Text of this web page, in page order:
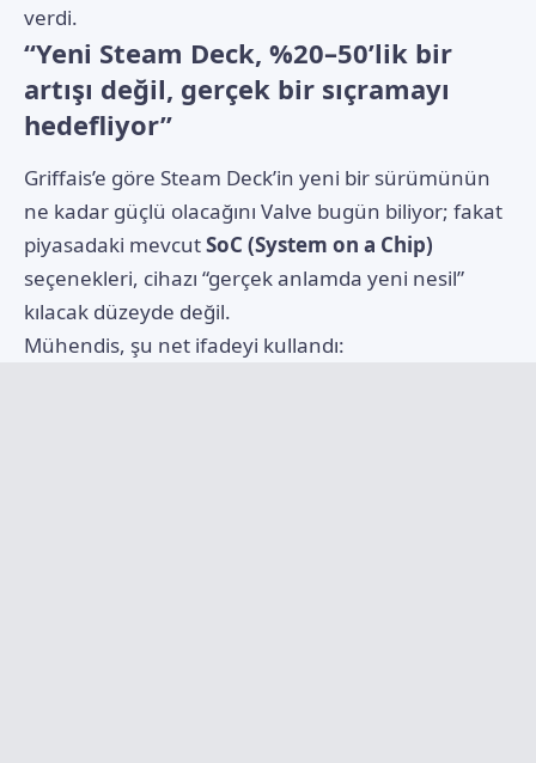
verdi.
“Yeni Steam Deck, %20–50’lik bir
artışı değil, gerçek bir sıçramayı
hedefliyor”
Griffais’e göre Steam Deck’in yeni bir sürümünün
ne kadar güçlü olacağını Valve bugün biliyor; fakat
piyasadaki mevcutSoC (System on a Chip)
seçenekleri, cihazı “gerçek anlamda yeni nesil”
kılacak düzeyde değil.
Mühendis, şu net ifadeyi kullandı: